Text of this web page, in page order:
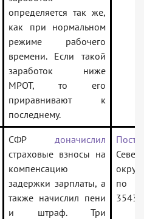
определяется так же,
как при нормальном
режиме рабочего
времени. Если такой
заработок ниже
МРОТ, то его
приравнивают к
последнему.
СФР доначислил
страховые взносы на
компенсацию
задержки зарплаты, а
также начислил пени
и штраф. Три
по
3543/